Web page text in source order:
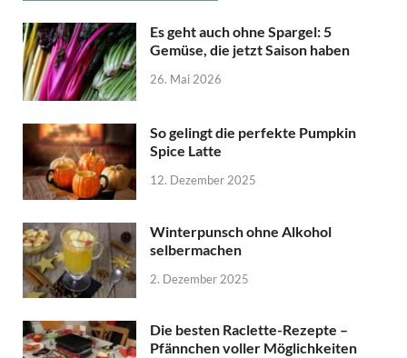
Es geht auch ohne Spargel: 5
Gemüse, die jetzt Saison haben
26. Mai 2026
So gelingt die perfekte Pumpkin
Spice Latte
12. Dezember 2025
Winterpunsch ohne Alkohol
selbermachen
2. Dezember 2025
Die besten Raclette-Rezepte –
Pfännchen voller Möglichkeiten